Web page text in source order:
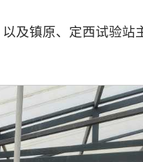
及镇原、定西试验站